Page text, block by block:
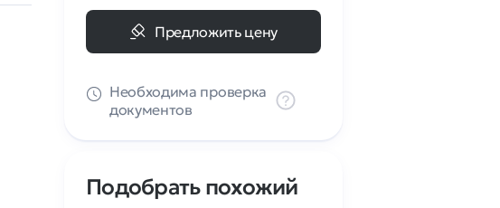
Предложить цену
Необходима проверка
документов
Подобрать похожий